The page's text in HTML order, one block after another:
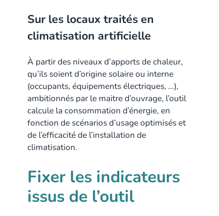
Sur les locaux traités en
climatisation artificielle
À partir des niveaux d’apports de chaleur,
qu’ils soient d’origine solaire ou interne
(occupants, équipements électriques, …),
ambitionnés par le maitre d’ouvrage, l’outil
calcule la consommation d’énergie, en
fonction de scénarios d’usage optimisés et
de l’efficacité de l’installation de
climatisation.
Fixer les indicateurs
issus de l’outil